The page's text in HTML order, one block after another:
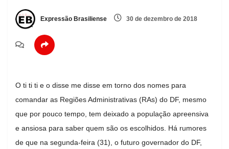
Expressão Brasiliense 30 de dezembro de 2018
O ti ti ti e o disse me disse em torno dos nomes para
comandar as Regiões Administrativas (RAs) do DF, mesmo
que por pouco tempo, tem deixado a população apreensiva
e ansiosa para saber quem são os escolhidos. Há rumores
de que na segunda-feira (31), o futuro governador do DF,